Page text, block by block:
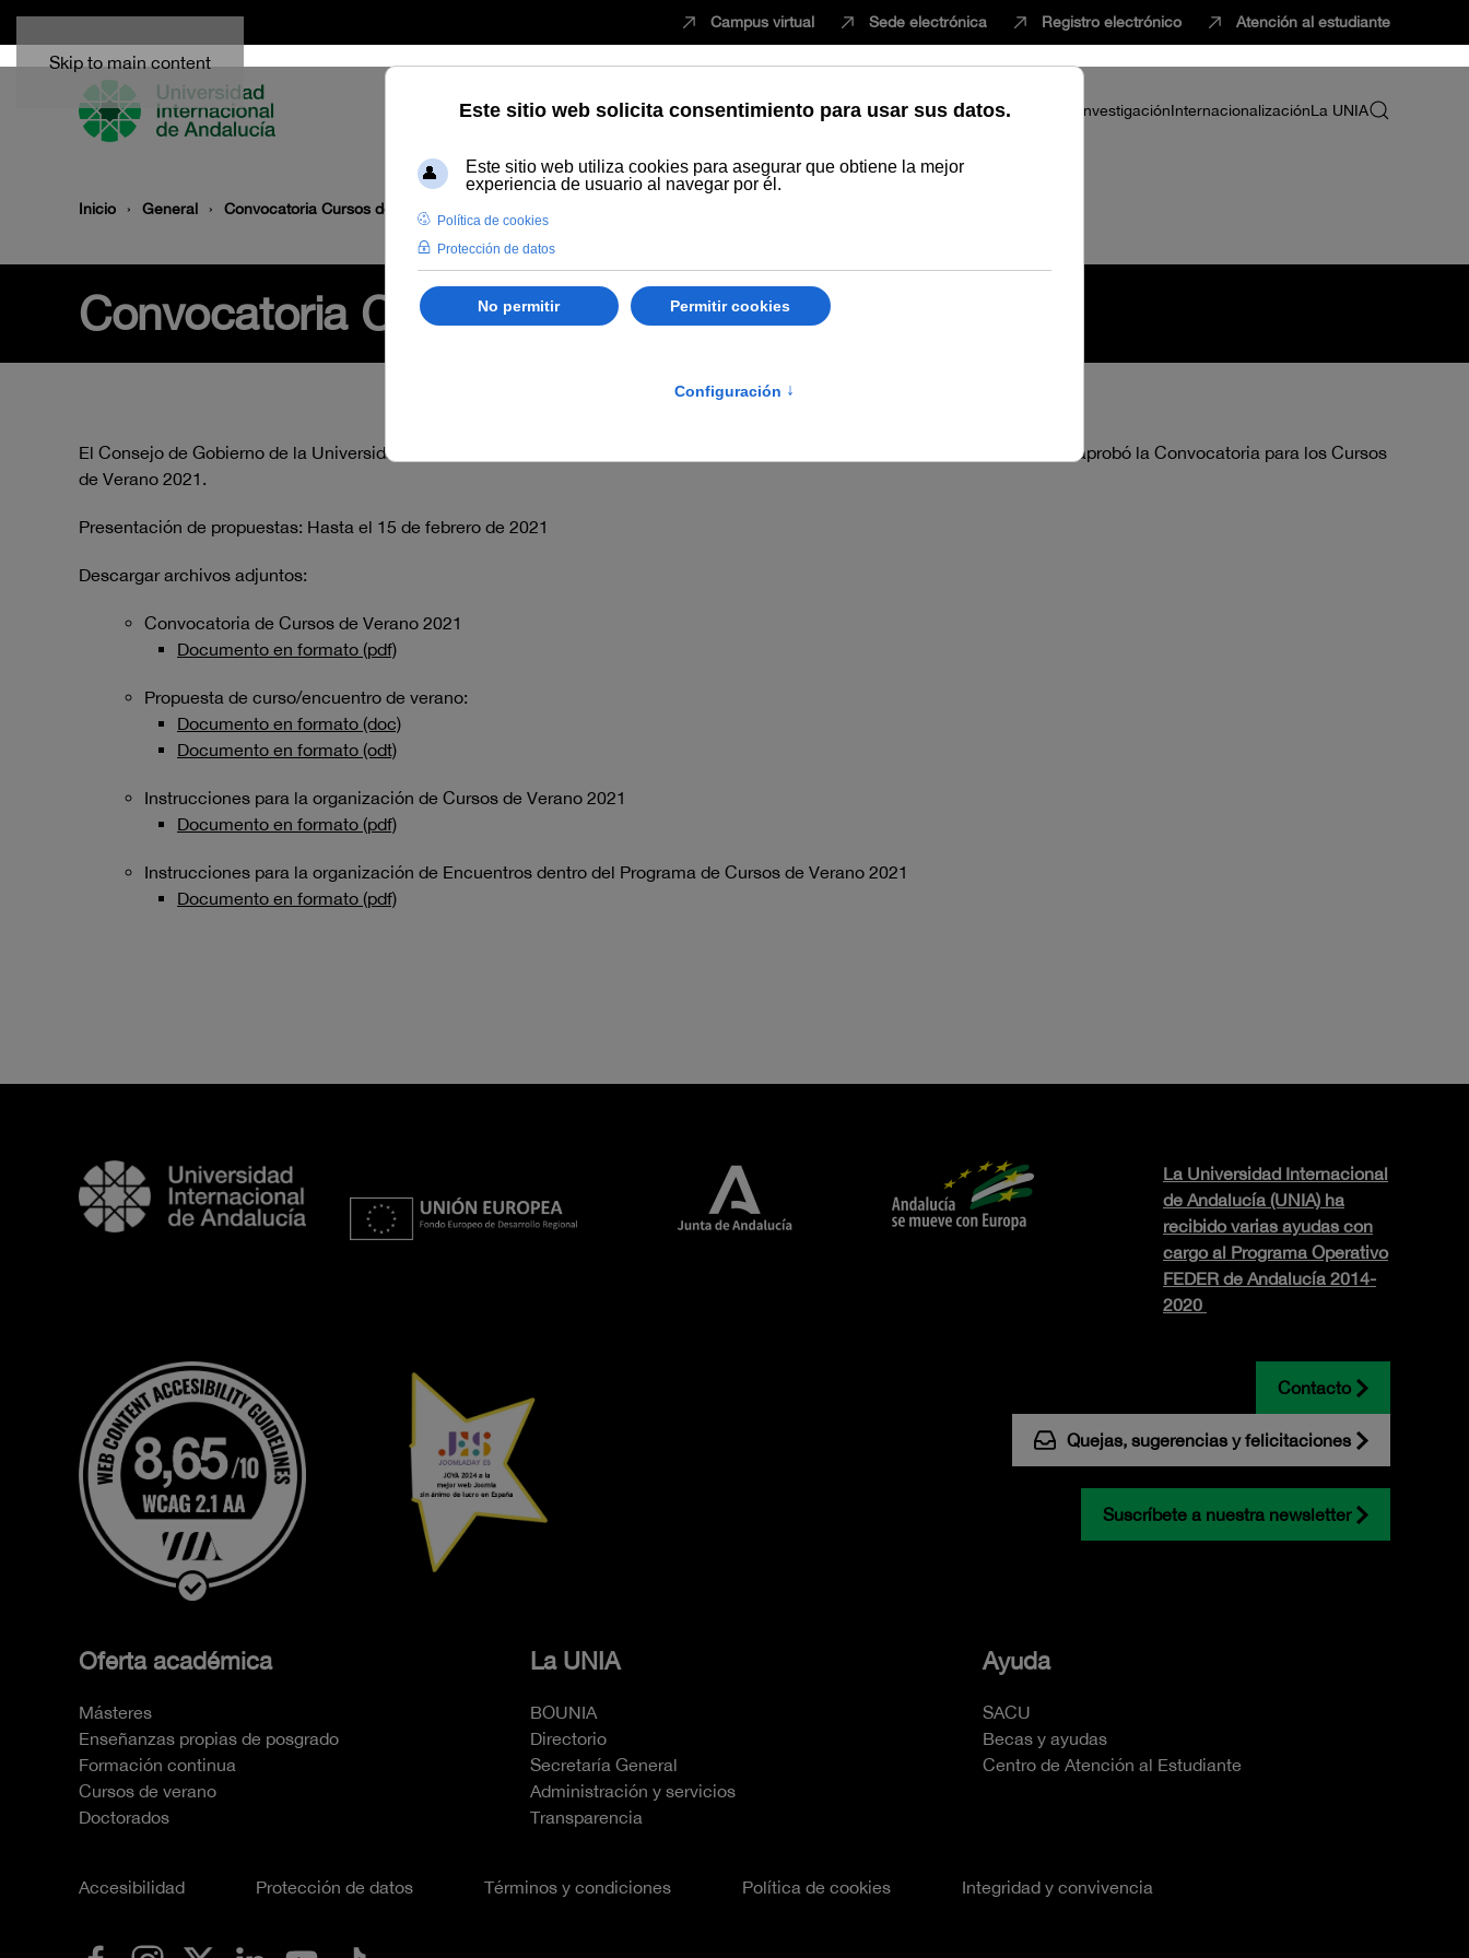
Skip to main content
Campus virtual Sede electrónica Registro electrónico Atención al estudiante
EstudiarInnovaciónVida universitariaProfesorado InvestigaciónInternacionalizaciónLa UNIA
Inicio General Convocatoria Cursos de Verano 2021
Convocatoria Cursos de Verano 2021
El Consejo de Gobierno de la Universidad Internacional de Andalucía, reunido en sesión ordinaria de 25 de noviembre de 2020, aprobó la Convocatoria para los Cursos
de Verano 2021.
Presentación de propuestas: Hasta el 15 de febrero de 2021
Descargar archivos adjuntos:
Convocatoria de Cursos de Verano 2021
Documento en formato (pdf)
Propuesta de curso/encuentro de verano:
Documento en formato (doc)
Documento en formato (odt)
Instrucciones para la organización de Cursos de Verano 2021
Documento en formato (pdf)
Instrucciones para la organización de Encuentros dentro del Programa de Cursos de Verano 2021
Documento en formato (pdf)
La Universidad Internacional
de Andalucía (UNIA) ha
recibido varias ayudas con
cargo al Programa Operativo
FEDER de Andalucía 2014-
2020
Contacto
Quejas, sugerencias y felicitaciones
Suscríbete a nuestra newsletter
Oferta académica
Másteres
Enseñanzas propias de posgrado
Formación continua
Cursos de verano
Doctorados
La UNIA
BOUNIA
Directorio
Secretaría General
Administración y servicios
Transparencia
Ayuda
SACU
Becas y ayudas
Centro de Atención al Estudiante
Accesibilidad Protección de datos Términos y condiciones Política de cookies Integridad y convivencia